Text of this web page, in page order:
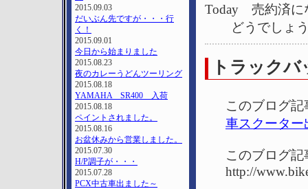
2015.09.03
だいぶん先ですが・・・行
く！
2015.09.01
今日から始まりました
2015.08.23
夜のカレーうどんツーリング
2015.08.18
YAMAHA SR400 入荷
2015.08.18
ペイントされました。
2015.08.16
お盆休みから営業しました。
2015.07.30
H/P調子が・・・
2015.07.28
PCX中古車出ました～
Today 売約済に
どうでしょう
トラックバ
このブログ
車スクーター
このブログ
http://